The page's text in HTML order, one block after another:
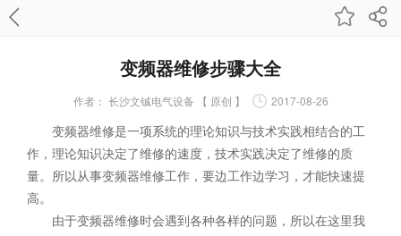
变频器维修步骤大全
作者： 长沙文铖电气设备 【 原创 】 2017-08-26
变频器维修是一项系统的理论知识与技术实践相结合的工
作，理论知识决定了维修的速度，技术实践决定了维修的质
量。所以从事变频器维修工作，要边工作边学习，才能快速提
高。
由于变频器维修时会遇到各种各样的问题，所以在这里我